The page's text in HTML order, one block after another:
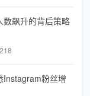
数飙升的背后策略
218
Instagram粉丝增